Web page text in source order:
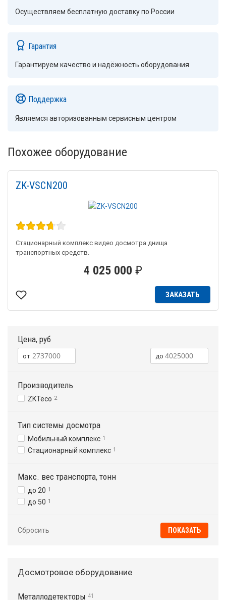
Осуществляем бесплатную доставку по России
Гарантия
Гарантируем качество и надёжность оборудования
Поддержка
Являемся авторизованным сервисным центром
Похожее оборудование
ZK-VSCN200
Стационарный комплекс видео досмотра днища
транспортных средств.
4 025 000 ₽
ЗАКАЗАТЬ
Цена, руб
Производитель
ZKTeco 2
Тип системы досмотра
Мобильный комплекс 1
Стационарный комплекс 1
Макс. вес транспорта, тонн
до 20 1
до 50 1
Сбросить
Досмотровое оборудование
Металлодетекторы 41